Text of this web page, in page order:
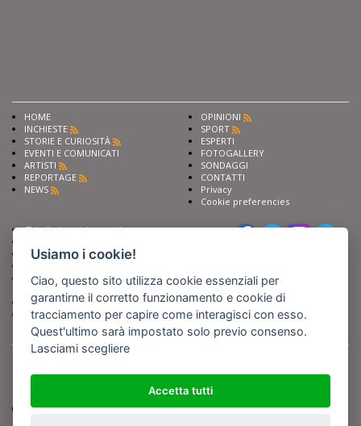
HOME
INCHIESTE
STORIE E CURIOSITÀ
EVENTI E COMUNICATI
ARTISTI
REPORTAGE
NEWS
OPINIONI
SPORT
ESPERTI
FOTOGALLERY
SONDAGGI
CONTATTI
Privacy
Cookie preferencies
Chiedi ai nostri esperti
Fai pubblicità con noi
Iscriviti al nostro corso di
giornalismo
Compra i nostri libri
Entra in Barinedita Map
Copyright BARIREPORT s.a.s. All rights reserved - Tutte le fotografie recanti il
logo di Barinedita sono state commissionate da BARIREPORT s.a.s. che ne
detiene i Diritti d'Autore e sono state prodotte nell'anno 2012 e seguenti
(tranne che non vi sia uno specifico anno di scatto riportato)
Usiamo i cookie!
Ciao, questo sito utilizza cookie essenziali per
garantirne il corretto funzionamento e cookie di
tracciamento per capire come interagisci con esso.
Quest'ultimo sarà impostato solo previo consenso.
Lasciami scegliere
Accetta tutti